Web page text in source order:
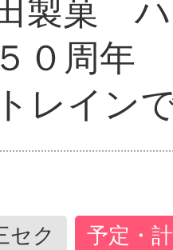
製菓 ハ
０周年
レイン
セク 予定・